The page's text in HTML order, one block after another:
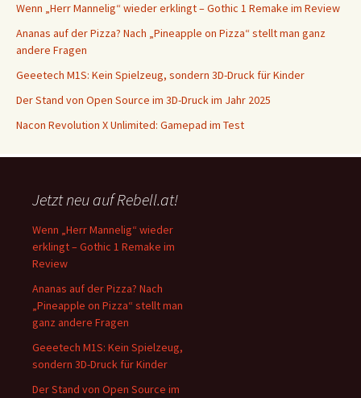
Wenn „Herr Mannelig“ wieder erklingt – Gothic 1 Remake im Review
Ananas auf der Pizza? Nach „Pineapple on Pizza“ stellt man ganz
andere Fragen
Geeetech M1S: Kein Spielzeug, sondern 3D-Druck für Kinder
Der Stand von Open Source im 3D-Druck im Jahr 2025
Nacon Revolution X Unlimited: Gamepad im Test
Jetzt neu auf Rebell.at!
Wenn „Herr Mannelig“ wieder
erklingt – Gothic 1 Remake im
Review
Ananas auf der Pizza? Nach
„Pineapple on Pizza“ stellt man
ganz andere Fragen
Geeetech M1S: Kein Spielzeug,
sondern 3D-Druck für Kinder
Der Stand von Open Source im